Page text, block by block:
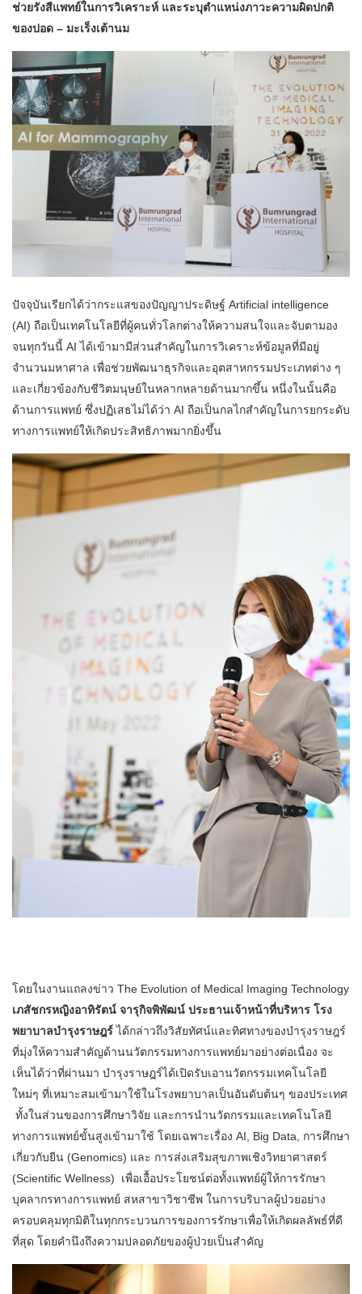
ช่วยรังสีแพทย์ในการวิเคราะห์ และระบุตำแหน่งภาวะความผิดปกติ
ของปอด – มะเร็งเต้านม
ปัจจุบันเรียกได้ว่ากระแสของปัญญาประดิษฐ์ Artificial intelligence
(AI) ถือเป็นเทคโนโลยีที่ผู้คนทั่วโลกต่างให้ความสนใจและจับตามอง
จนทุกวันนี้ AI ได้เข้ามามีส่วนสำคัญในการวิเคราะห์ข้อมูลที่มีอยู่
จำนวนมหาศาล เพื่อช่วยพัฒนาธุรกิจและอุตสาหกรรมประเภทต่าง ๆ
และเกี่ยวข้องกับชีวิตมนุษย์ในหลากหลายด้านมากขึ้น หนึ่งในนั้นคือ
ด้านการแพทย์ ซึ่งปฏิเสธไม่ได้ว่า AI ถือเป็นกลไกสำคัญในการยกระดับ
ทางการแพทย์ให้เกิดประสิทธิภาพมากยิ่งขึ้น
โดยในงานแถลงข่าว The Evolution of Medical Imaging Technology
เภสัชกรหญิงอาทิรัตน์ จารุกิจพิพัฒน์ ประธานเจ้าหน้าที่บริหาร โรง
พยาบาลบำรุงราษฎร์ได้กล่าวถึงวิสัยทัศน์และทิศทางของบำรุงราษฎร์
ที่มุ่งให้ความสำคัญด้านนวัตกรรมทางการแพทย์มาอย่างต่อเนื่อง จะ
เห็นได้ว่าที่ผ่านมา บำรุงราษฎร์ได้เปิดรับเอานวัตกรรมเทคโนโลยี
ใหม่ๆ ที่เหมาะสมเข้ามาใช้ในโรงพยาบาลเป็นอันดับต้นๆ ของประเทศ
ทั้งในส่วนของการศึกษาวิจัย และการนำนวัตกรรมและเทคโนโลยี
ทางการแพทย์ขั้นสูงเข้ามาใช้ โดยเฉพาะเรื่อง AI, Big Data, การศึกษา
เกี่ยวกับยีน (Genomics) และ การส่งเสริมสุขภาพเชิงวิทยาศาสตร์
(Scientific Wellness) เพื่อเอื้อประโยชน์ต่อทั้งแพทย์ผู้ให้การรักษา
บุคลากรทางการแพทย์ สหสาขาวิชาชีพ ในการบริบาลผู้ป่วยอย่าง
ครอบคลุมทุกมิติในทุกกระบวนการของการรักษาเพื่อให้เกิดผลลัพธ์ที่ดี
ที่สุด โดยคำนึงถึงความปลอดภัยของผู้ป่วยเป็นสำคัญ